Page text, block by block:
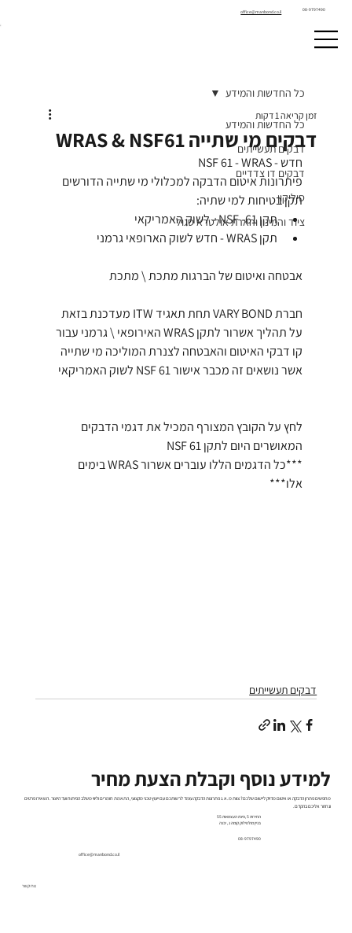
office@manbond.co.il 08-9797490
כל החדשות והמידע
דבקים תעשייתים
דבקים דו צדדיים
סיליקון
ציוד והמינון והארת אולטרא סגול
כל החדשות והמידע
דבקים מי שתייה WRAS & NSF61
זמן קריאה 1 דקות
חדש - NSF 61 - WRAS
פיתרונות איטום הדבקה למכלולי מי שתייה הדורשים
תקן בטיחות למי שתיה:
תקן NSF -61 - לשוק האמריקאי
תקן WRAS - חדש לשוק הארופאי גרמני
אבטחה ואיטום של הברגות מתכת \ מתכת
חברת VARY BOND תחת תאגיד ITW מעדכנת בזאת
על תהליך אשרור לתקן WRAS האירופאי \ גרמני עבור
קו דבקי האיטום והאבטחה לצנרת המוליכה מי שתייה
אשר נושאים זה מכבר אישור NSF 61 לשוק האמריקאי
לחץ על הקובץ המצורף המכיל את דגמי הדבקים
המאושרים היום לתקן NSF 61
***כל הדגמים הללו עוברים אשרור WRAS בימים
אלו***
דבקים תעשייתים
צרו קשר
למידע נוסף וקבלת הצעת מחיר
מחפשים פתרון הדבקה או איטום מדויק ליישום שלכם? צוות מ.א.נ פתרונות הדבקה עומד לרשותכם עם ייעוץ טכני מקצועי, התאמת חומרים וליווי משלב הפיתוח ועד הייצור. השאירו פרטים
ונחזור אליכם בהקדם.
החירות 5 ,פינת העצמאות 55
בניין מולטילוק קומה ג , יבנה
08-9797490
office@manbond.co.il